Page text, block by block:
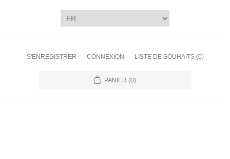
S'ENREGISTRER CONNEXION LISTE DE SOUHAITS (0)
PANIER (0)